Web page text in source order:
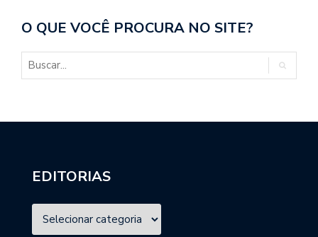
O QUE VOCÊ PROCURA NO SITE?
EDITORIAS